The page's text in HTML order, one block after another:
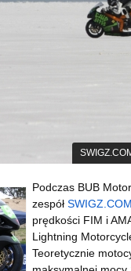
Podczas BUB
zespół
prędkości FIM i
Lightning
Teoretycznie